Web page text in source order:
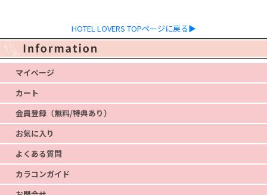
HOTEL LOVERS TOPページに戻る▶
マイページ
カート
会員登録（無料/特典あり）
お気に入り
よくある質問
カラコンガイド